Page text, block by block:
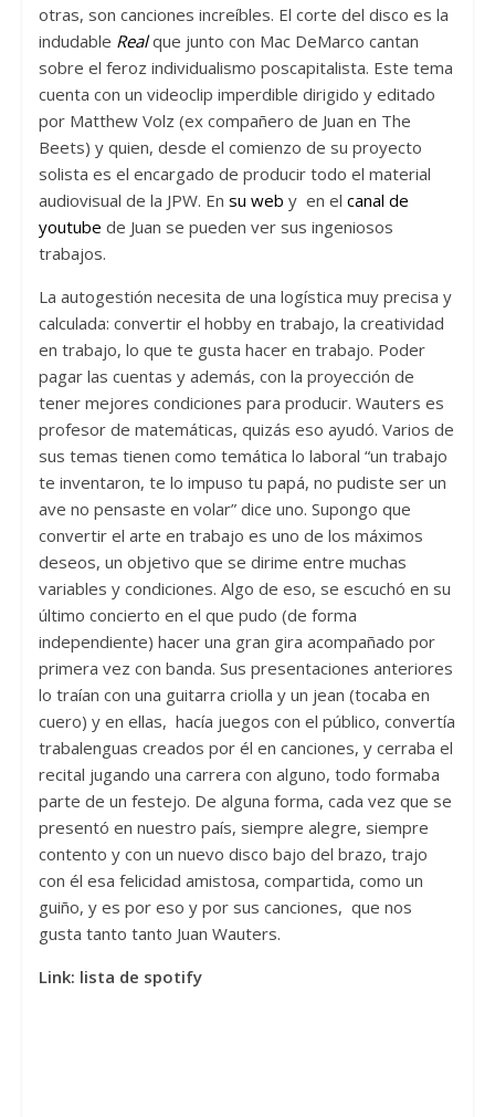
otras, son canciones increíbles. El corte del disco es la
indudable Real que junto con Mac DeMarco cantan
sobre el feroz individualismo poscapitalista. Este tema
cuenta con un videoclip imperdible dirigido y editado
por Matthew Volz (ex compañero de Juan en The
Beets) y quien, desde el comienzo de su proyecto
solista es el encargado de producir todo el material
audiovisual de la JPW. En su web y en el canal de
youtube de Juan se pueden ver sus ingeniosos
trabajos.
La autogestión necesita de una logística muy precisa y
calculada: convertir el hobby en trabajo, la creatividad
en trabajo, lo que te gusta hacer en trabajo. Poder
pagar las cuentas y además, con la proyección de
tener mejores condiciones para producir. Wauters es
profesor de matemáticas, quizás eso ayudó. Varios de
sus temas tienen como temática lo laboral “un trabajo
te inventaron, te lo impuso tu papá, no pudiste ser un
ave no pensaste en volar” dice uno. Supongo que
convertir el arte en trabajo es uno de los máximos
deseos, un objetivo que se dirime entre muchas
variables y condiciones. Algo de eso, se escuchó en su
último concierto en el que pudo (de forma
independiente) hacer una gran gira acompañado por
primera vez con banda. Sus presentaciones anteriores
lo traían con una guitarra criolla y un jean (tocaba en
cuero) y en ellas, hacía juegos con el público, convertía
trabalenguas creados por él en canciones, y cerraba el
recital jugando una carrera con alguno, todo formaba
parte de un festejo. De alguna forma, cada vez que se
presentó en nuestro país, siempre alegre, siempre
contento y con un nuevo disco bajo del brazo, trajo
con él esa felicidad amistosa, compartida, como un
guiño, y es por eso y por sus canciones, que nos
gusta tanto tanto Juan Wauters.
Link: lista de spotify ​​